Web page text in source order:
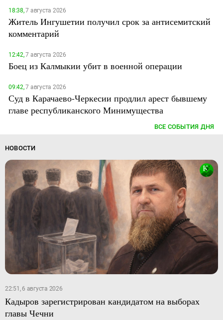
18:38,7 августа 2026
Житель Ингушетии получил срок за антисемитский
комментарий
12:42,7 августа 2026
Боец из Калмыкии убит в военной операции
09:42,7 августа 2026
Суд в Карачаево-Черкесии продлил арест бывшему
главе республиканского Минимущества
ВСЕ СОБЫТИЯ ДНЯ
НОВОСТИ
22:51, 6 августа 2026
Кадыров зарегистрирован кандидатом на выборах
главы Чечни